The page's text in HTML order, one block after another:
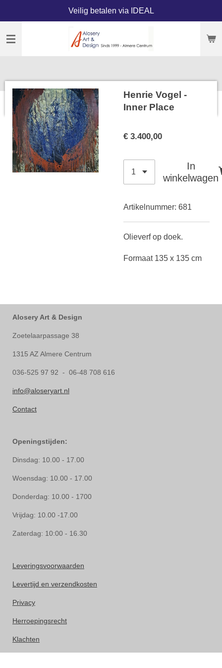
naar
Veilig betalen via IDEAL
Henrie Vogel -
Inner Place
€ 3.400,00
In
winkelwagen
Artikelnummer: 681
Olieverf op doek.
Formaat 135 x 135 cm
Alosery Art & Design
Zoetelaarpassage 38
1315 AZ Almere Centrum
036-525 97 92 - 06-48 708 616
info@aloseryart.nl
Contact
Openingstijden:
Dinsdag: 10.00 - 17.00
Woensdag: 10.00 - 17.00
Donderdag: 10.00 - 1700
Vrijdag: 10.00 -17.00
Zaterdag: 10:00 - 16.30
Leveringsvoorwaarden
Levertijd en verzendkosten
Privacy
Herroepingsrecht
Klachten